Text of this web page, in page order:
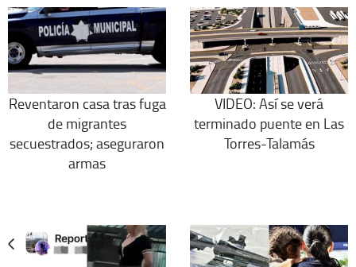
Reventaron casa tras fuga
de migrantes
secuestrados; aseguraron
armas
VIDEO: Así se verá
terminado puente en Las
Torres-Talamás